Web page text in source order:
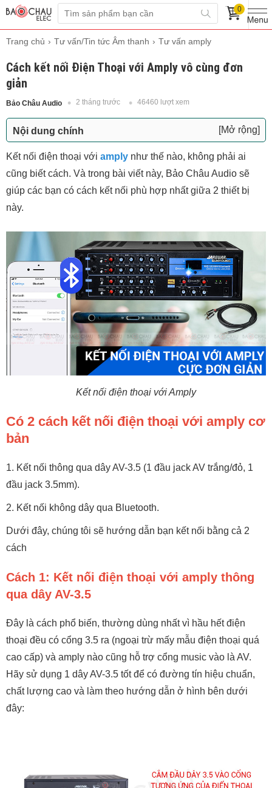
0
Trang chủ Tư vấn/Tin tức Âm thanh Tư vấn amply
Cách kết nối Điện Thoại với Amply vô cùng đơn
giản
Bảo Châu Audio 2 tháng trước 46460 lượt xem
Nội dung chính [Mở rộng]
Có 2 cách kết nối điện thoại với amply cơ bản
Cách 1: Kết nối điện thoại với amply thông qua
Cách 2: Kết nối điện thoại và amply qua
Kết nối điện thoại với amply như thế nào, không phải ai
cũng biết cách. Và trong bài viết này, Bảo Châu Audio sẽ
giúp các bạn có cách kết nối phù hợp nhất giữa 2 thiết bị
này.
Kết nối điện thoại với Amply
Có 2 cách kết nối điện thoại với amply cơ
bản
1. Kết nối thông qua dây AV-3.5 (1 đầu jack AV trắng/đỏ, 1
đầu jack 3.5mm).
2. Kết nối không dây qua Bluetooth.
Dưới đây, chúng tôi sẽ hướng dẫn bạn kết nối bằng cả 2
cách
Cách 1: Kết nối điện thoại với amply thông
qua dây AV-3.5
Đây là cách phổ biến, thường dùng nhất vì hầu hết điện
thoại đều có cổng 3.5 ra (ngoại trừ mấy mẫu điện thoại quá
cao cấp) và amply nào cũng hỗ trợ cổng music vào là AV.
Hãy sử dụng 1 dây AV-3.5 tốt để có đường tín hiệu chuẩn,
chất lượng cao và làm theo hướng dẫn ở hình bên dưới
đây: